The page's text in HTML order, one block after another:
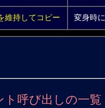
維持してコピー 変身時
呼び出しの一覧